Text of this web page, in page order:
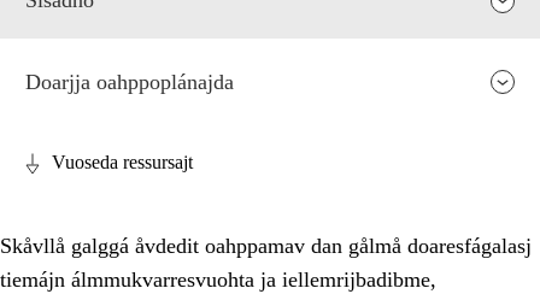
Doarjja oahppoplánajda
Vuoseda ressursajt
Skåvllå galggá åvdedit oahppamav dan gålmå doaresfágalasj
tiemájn álmmukvarresvuohta ja iellemrijbadibme,